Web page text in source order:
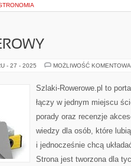
- 27 - 2025 MOŻLIWOŚĆ
Szlaki-Rowerowe.pl to
łączy w jednym miejscu
porady oraz recenzje
wiedzy dla osób, które
i jednocześnie chcą
Strona jest tworzona dla